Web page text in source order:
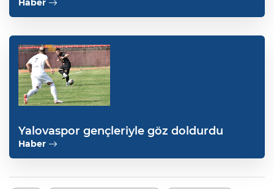
Haber
Yalovaspor gençleriyle göz doldurdu
Haber